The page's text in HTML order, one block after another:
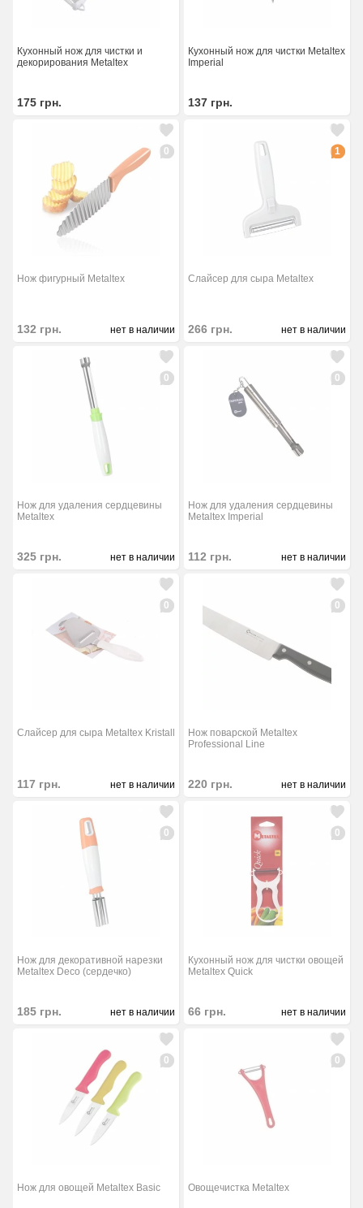
Кухонный нож для чистки и
декорирования Metaltex
175 грн.
Кухонный нож для чистки Metaltex
Imperial
137 грн.
0
Нож фигурный Metaltex
132 грн. нет в наличии
1
Слайсер для сыра Metaltex
266 грн. нет в наличии
0
Нож для удаления сердцевины
Metaltex
325 грн. нет в наличии
0
Нож для удаления сердцевины
Metaltex Imperial
112 грн. нет в наличии
0
Слайсер для сыра Metaltex Kristall
117 грн. нет в наличии
0
Нож поварской Metaltex
Professional Line
220 грн. нет в наличии
0
Нож для декоративной нарезки
Metaltex Deco (сердечко)
185 грн. нет в наличии
0
Кухонный нож для чистки овощей
Metaltex Quick
66 грн. нет в наличии
0
Нож для овощей Metaltex Basic
0
Овощечистка Metaltex